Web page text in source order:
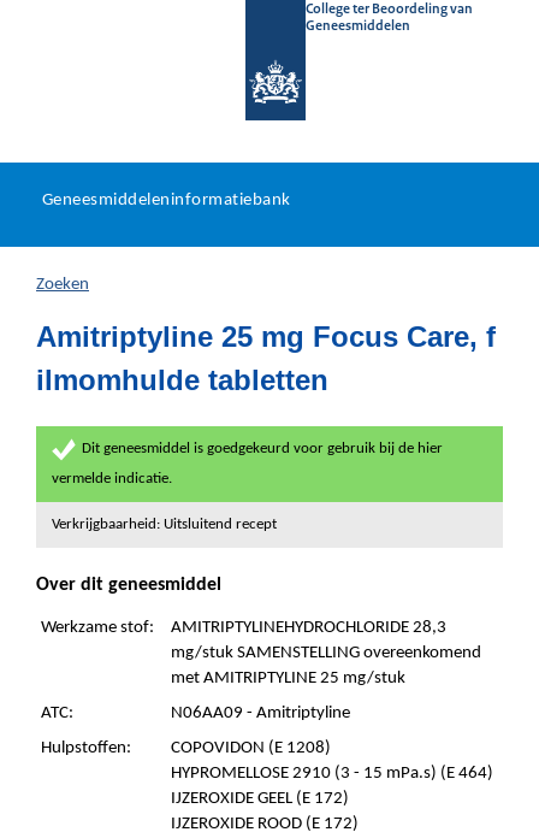
College ter Beoordeling van
Geneesmiddelen
U
hier:
Geneesmiddeleninformatiebank
Zoeken
Amitriptyline 25 mg Focus Care, f
ilmomhulde tabletten
Dit geneesmiddel is goedgekeurd voor gebruik bij de hier
vermelde indicatie.
Verkrijgbaarheid: Uitsluitend recept
Over dit geneesmiddel
Werkzame stof:
AMITRIPTYLINEHYDROCHLORIDE 28,3
mg/stuk SAMENSTELLING overeenkomend
met AMITRIPTYLINE 25 mg/stuk
ATC:
N06AA09 - Amitriptyline
Hulpstoffen:
COPOVIDON (E 1208)
HYPROMELLOSE 2910 (3 - 15 mPa.s) (E 464)
IJZEROXIDE GEEL (E 172)
IJZEROXIDE ROOD (E 172)